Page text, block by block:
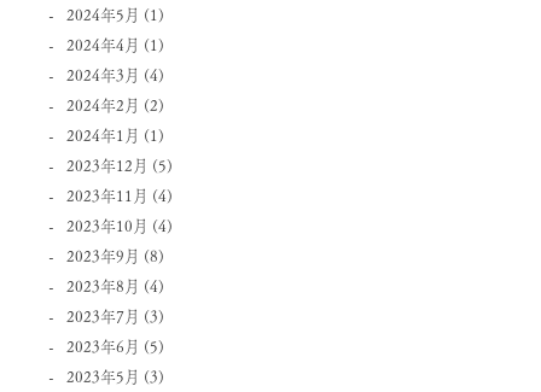
2024年5月 (1)
2024年4月 (1)
2024年3月 (4)
2024年2月 (2)
2024年1月 (1)
2023年12月 (5)
2023年11月 (4)
2023年10月 (4)
2023年9月 (8)
2023年8月 (4)
2023年7月 (3)
2023年6月 (5)
2023年5月 (3)